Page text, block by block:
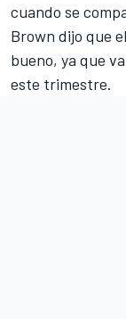
cuando se
Brown dijo que
bueno, ya que
este trimestre.